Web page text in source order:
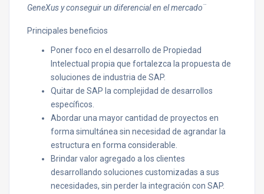
GeneXus y conseguir un diferencial en el mercado¨
Principales beneficios
Poner foco en el desarrollo de Propiedad
Intelectual propia que fortalezca la propuesta de
soluciones de industria de SAP.
Quitar de SAP la complejidad de desarrollos
específicos.
Abordar una mayor cantidad de proyectos en
forma simultánea sin necesidad de agrandar la
estructura en forma considerable.
Brindar valor agregado a los clientes
desarrollando soluciones customizadas a sus
necesidades, sin perder la integración con SAP.